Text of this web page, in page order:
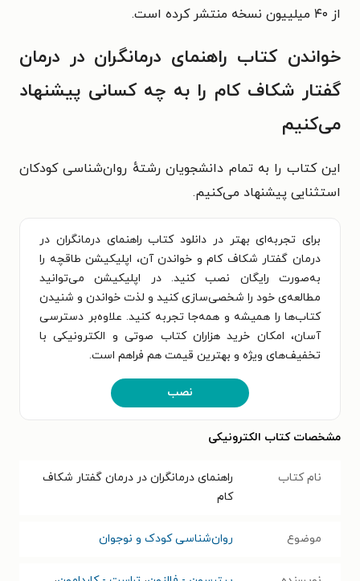
از ۴۰ میلییون نسخه منتشر کرده است.
خواندن کتاب راهنمای درمانگران در درمان
گفتار شکاف کام را به چه کسانی پیشنهاد
می‌کنیم
این کتاب را به تمام دانشجویان رشتهٔ روان‌شناسی کودکان
استثنایی پیشنهاد می‌کنیم.
برای تجربه‌ای بهتر در دانلود کتاب راهنمای درمانگران در
درمان گفتار شکاف کام و خواندن آن، اپلیکیشن طاقچه را
به‌صورت رایگان نصب کنید. در اپلیکیشن می‌توانید
مطالعه‌ی خود را شخصی‌سازی کنید و لذت خواندن و شنیدن
کتاب‌ها را همیشه و همه‌جا تجربه کنید. علاوه‌بر دسترسی
آسان، امکان خرید هزاران کتاب صوتی و الکترونیکی با
تخفیف‌های ویژه و بهترین قیمت هم فراهم است.
نصب
مشخصات کتاب الکترونیکی
نام کتاب
راهنمای درمانگران در درمان گفتار شکاف
کام
موضوع روان‌شناسی کودک و نوجوان